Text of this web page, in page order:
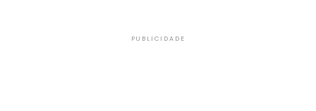
PUBLICIDADE